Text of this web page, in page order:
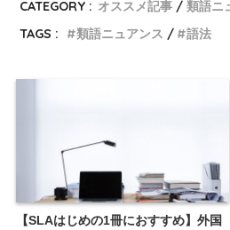
CATEGORY : オススメ記事 類語ニ
TAGS :
類語ニュアンス 語法
【SLAはじめの1冊におすすめ】外国